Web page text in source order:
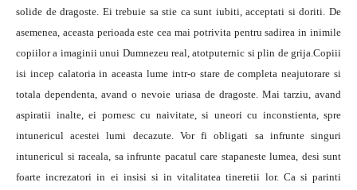
solide de dragoste. Ei trebuie sa stie ca sunt iubiti, acceptati si doriti. De
asemenea, aceasta perioada este cea mai potrivita pentru sadirea in inimile
copiilor a imaginii unui Dumnezeu real, atotputernic si plin de grija.Copiii
isi incep calatoria in aceasta lume intr-o stare de completa neajutorare si
totala dependenta, avand o nevoie uriasa de dragoste. Mai tarziu, avand
aspiratii inalte, ei pornesc cu naivitate, si uneori cu inconstienta, spre
intunericul acestei lumi decazute. Vor fi obligati sa infrunte singuri
intunericul si raceala, sa infrunte pacatul care stapaneste lumea, desi sunt
foarte increzatori in ei insisi si in vitalitatea tineretii lor. Ca si parinti